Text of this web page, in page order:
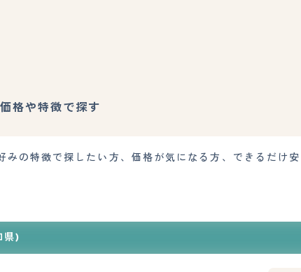
格や特徴で探す
の特徴で探したい方、価格が気になる方、できるだけ
県)